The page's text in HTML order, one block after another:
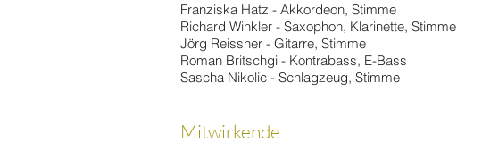
Franziska Hatz - Akkordeon, Stimme
Richard Winkler - Saxophon, Klarinette, Stimme
Jörg Reissner - Gitarre, Stimme
Roman Britschgi - Kontrabass, E-Bass
Sascha Nikolic - Schlagzeug, Stimme
Mitwirkende